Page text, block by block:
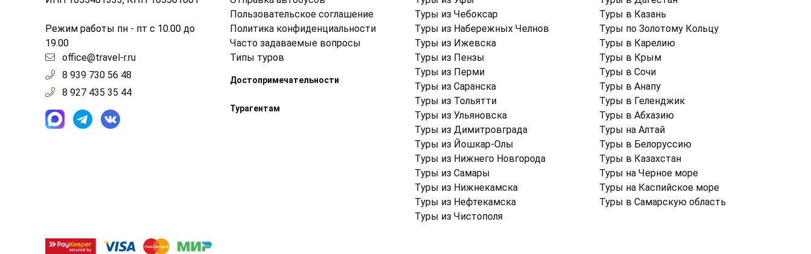
Режим работы пн - пт с 10.00 до
19.00
office@travel-r.ru
8 939 730 56 48
8 927 435 35 44
Пользовательское соглашение
Политика конфиденциальности
Часто задаваемые вопросы
Типы туров
Достопримечательности
Турагентам
Туры из Чебоксар
Туры из Набережных Челнов
Туры из Ижевска
Туры из Пензы
Туры из Перми
Туры из Саранска
Туры из Тольятти
Туры из Ульяновска
Туры из Димитровграда
Туры из Йошкар-Олы
Туры из Нижнего Новгорода
Туры из Самары
Туры из Нижнекамска
Туры из Нефтекамска
Туры из Чистополя
Туры в Казань
Туры по Золотому Кольцу
Туры в Карелию
Туры в Крым
Туры в Cочи
Туры в Анапу
Туры в Геленджик
Туры в Абхазию
Туры на Алтай
Туры в Белоруссию
Туры в Казахстан
Туры на Черное море
Туры на Каспийское море
Туры в Самарскую область